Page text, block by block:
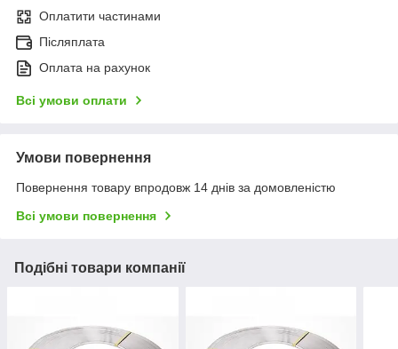
Оплатити частинами
Післяплата
Оплата на рахунок
Всі умови оплати
Умови повернення
Повернення товару впродовж 14 днів за домовленістю
Всі умови повернення
Подібні товари компанії